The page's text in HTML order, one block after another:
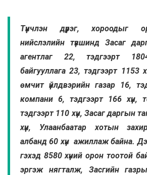
Түүнчлэн дүүрэг, хороодыг
нийслэлийн түвшинд Засаг
агентлаг 22, тэдгээрт
байгууллага 23, тэдгээрт 1153
өмчит үйлдвэрийн газар 16,
компани 6, тэдгээрт 166 хүн,
тэдгээрт 110 хүн, Засаг даргын
хүн, Улаанбаатар хотын
албанд 60 хүн ажиллаж байна.
гэхэд 8580 хүний орон тоотой
эргэж нягталж, Засгийн